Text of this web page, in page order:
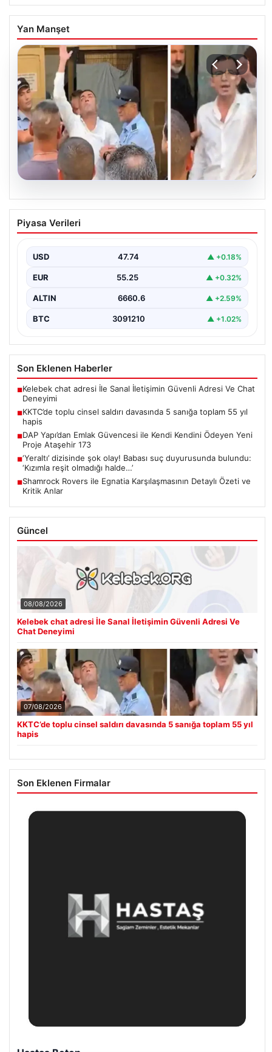
Yan Manşet
07.08.2026
KKTC’de toplu cinsel saldırı davasında 5
sanığa toplam 55 yıl hapis
gerçekleşen toplu cinsel saldırı ve bu saldırının…
Piyasa Verileri
USD 47.74 ▲ +0.18%
EUR 55.25 ▲ +0.32%
ALTIN 6660.6 ▲ +2.59%
BTC 3091210 ▲ +1.02%
Son Eklenen Haberler
■Kelebek chat adresi İle Sanal İletişimin Güvenli Adresi Ve Chat
Deneyimi
■KKTC’de toplu cinsel saldırı davasında 5 sanığa toplam 55 yıl
hapis
■DAP Yapı’dan Emlak Güvencesi ile Kendi Kendini Ödeyen Yeni
Proje Ataşehir 173
■‘Yeraltı’ dizisinde şok olay! Babası suç duyurusunda bulundu:
‘Kızımla reşit olmadığı halde…’
■Shamrock Rovers ile Egnatia Karşılaşmasının Detaylı Özeti ve
Kritik Anlar
Güncel
08/08/2026
Kelebek chat adresi İle Sanal İletişimin Güvenli Adresi Ve
Chat Deneyimi
07/08/2026
KKTC’de toplu cinsel saldırı davasında 5 sanığa toplam 55 yıl
hapis
Son Eklenen Firmalar